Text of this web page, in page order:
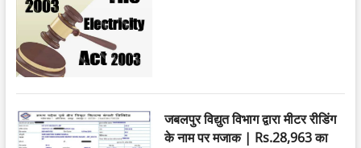
जबलपुर विद्युत विभाग द्वारा मीटर रीडिंग
के नाम पर मजाक | Rs.28,963 का